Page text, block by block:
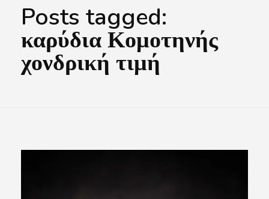
Σχετικά Με Εμάς
Posts tagged:
καρύδια Κομοτηνής
χονδρική τιμή